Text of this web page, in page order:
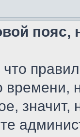
пояс,
значит,